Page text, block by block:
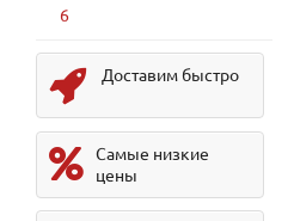
6
Доставим быстро
Самые низкие
цены